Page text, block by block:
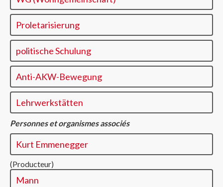
Proletarisierung
politische Schulung
Anti-AKW-Bewegung
Lehrwerkstätten
Personnes et organismes associés
Kurt Emmenegger
(Producteur)
Mann